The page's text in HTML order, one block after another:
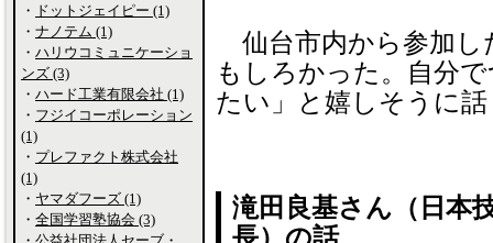
仙台市内から参加し
もしろかった。自分
たい」と嬉しそうに
滝田良基さん（日本
・ ドットジェイピー (1)
・ ナノテム (1)
・ ハリウコミュニケーショ
ンズ (3)
・ ハード工業有限会社 (1)
・ フジイコーポレーション
(1)
・ プレファクト株式会社
(1)
・ ヤマダフーズ (1)
・ 全国学習塾協会 (3)